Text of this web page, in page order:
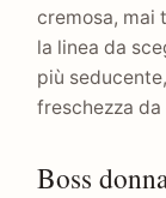
cremosa, mai
la linea da
più
freschezza da
Boss